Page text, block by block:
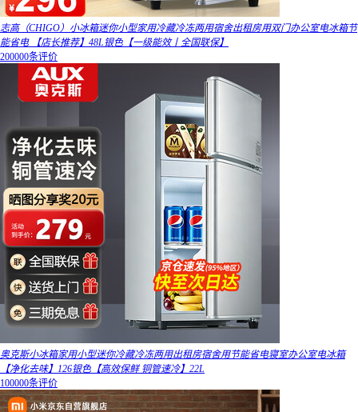
志高（CHIGO）小冰箱迷你小型家用冷藏冷冻两用宿舍出租房用双门办公室电冰箱节
能省电 【店长推荐】48L银色【一级能效丨全国联保】
200000条评价
奥克斯小冰箱家用小型迷你冷藏冷冻两用出租房宿舍用节能省电寝室办公室电冰箱
【净化去味】126银色【高效保鲜 铜管速冷】22L
100000条评价